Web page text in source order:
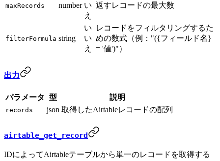
maxRecords number い
え
返すレコードの最大数
filterFormula string
い
い
え
レコードをフィルタリングするた
めの数式（例："({フィールド名}
= '値')"）
出力
パラメータ 型 説明
records json 取得したAirtableレコードの配列
airtable_get_record
IDによってAirtableテーブルから単一のレコードを取得する